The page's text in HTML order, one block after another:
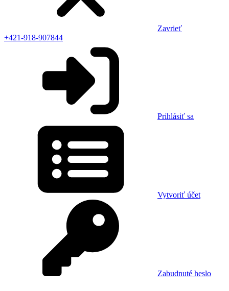
Zavrieť
+421-918-907844
Prihlásiť sa
Vytvoriť účet
Zabudnuté heslo